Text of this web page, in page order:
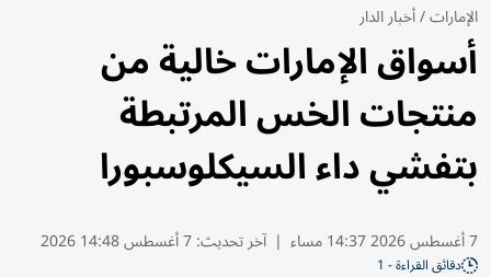
الإمارات/أخبار الدار
أسواق الإمارات خالية من
منتجات الخس المرتبطة
بتفشي داء السيكلوسبورا
7 أغسطس 2026 14:37 مساء | آخر تحديث:7 أغسطس 14:48 2026
دقائق القراءة - 1